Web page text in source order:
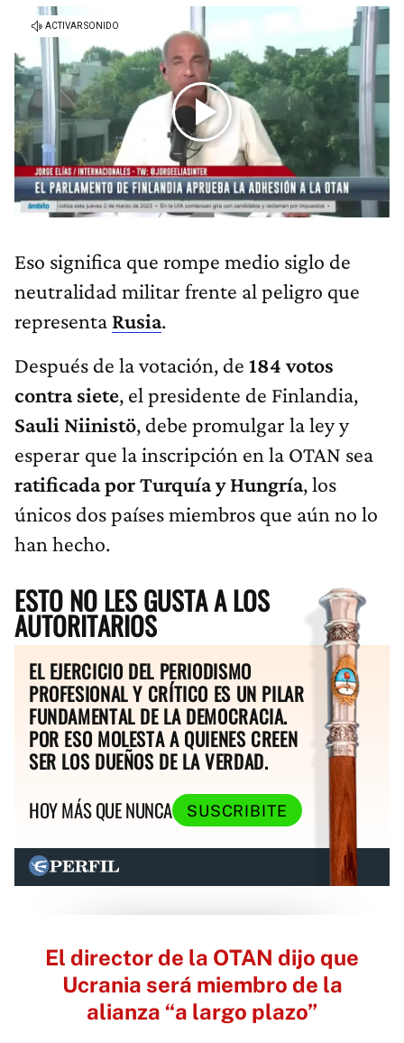
Eso significa que rompe medio siglo de
neutralidad militar frente al peligro que
representa Rusia.
Después de la votación, de 184 votos
contra siete, el presidente de Finlandia,
Sauli Niinistö, debe promulgar la ley y
esperar que la inscripción en la OTAN sea
ratificada por Turquía y Hungría, los
únicos dos países miembros que aún no lo
han hecho.
ESTO NO LES GUSTA A LOS
AUTORITARIOS
EL EJERCICIO DEL PERIODISMO
PROFESIONAL Y CRÍTICO ES UN PILAR
FUNDAMENTAL DE LA DEMOCRACIA.
POR ESO MOLESTA A QUIENES CREEN
SER LOS DUEÑOS DE LA VERDAD.
HOY MÁS QUE NUNCA
SUSCRIBITE
El director de la OTAN dijo que
Ucrania será miembro de la
alianza “a largo plazo”